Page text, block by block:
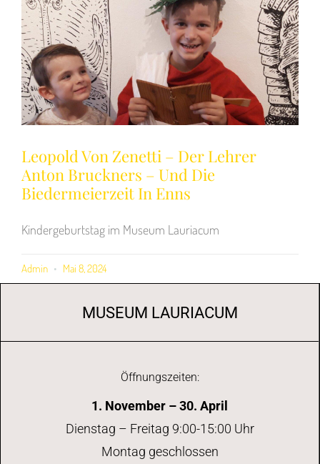
Leopold Von Zenetti – Der Lehrer
Anton Bruckners – Und Die
Biedermeierzeit In Enns
Kindergeburtstag im Museum Lauriacum
Admin Mai 8, 2024
MUSEUM LAURIACUM
Öffnungszeiten:
1. November – 30. April
Dienstag – Freitag 9:00-15:00 Uhr
Montag geschlossen